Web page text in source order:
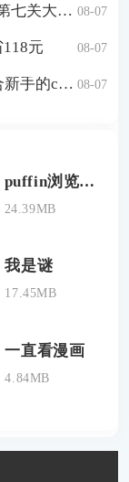
通关攻略 08-07
元 08-07
开箱网站 08-07
puffin浏览器极速版
24.39MB
我是谜
17.45MB
一直看漫画
4.84MB